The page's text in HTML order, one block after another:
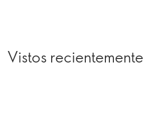
Vistos recientemente